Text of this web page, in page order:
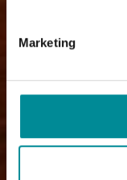
Marketing